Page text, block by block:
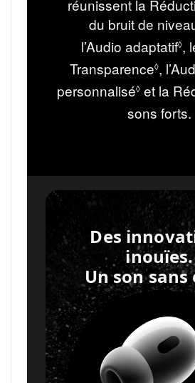
réunissent la
du bruit de
l’Audio adaptatif◊,
Transparence◊
aux
,
personnalisé◊ Renvoi
aux
et la
sons forts.
Des
inouïes.
Un son sans